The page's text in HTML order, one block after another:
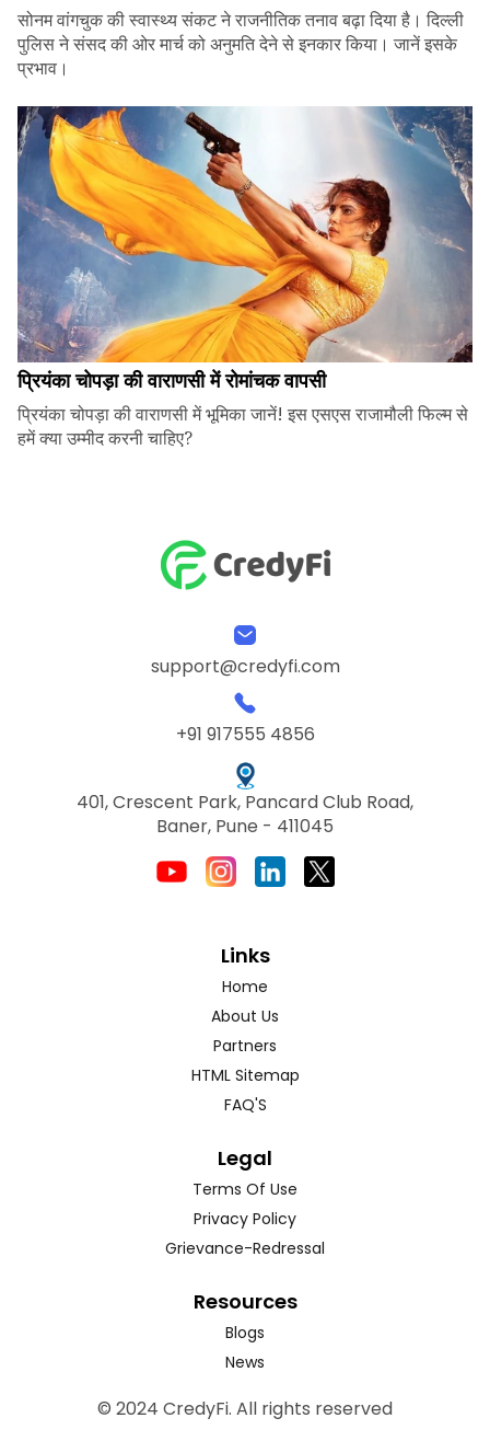
सोनम वांगचुक की स्वास्थ्य संकट ने राजनीतिक तनाव बढ़ा दिया है। दिल्ली
पुलिस ने संसद की ओर मार्च को अनुमति देने से इनकार किया। जानें इसके
प्रभाव।
प्रियंका चोपड़ा की वाराणसी में रोमांचक वापसी
प्रियंका चोपड़ा की वाराणसी में भूमिका जानें! इस एसएस राजामौली फिल्म से
हमें क्या उम्मीद करनी चाहिए?
support@credyfi.com
+91 917555 4856
401, Crescent Park, Pancard Club Road,
Baner, Pune - 411045
Links
Home
About Us
Partners
HTML Sitemap
FAQ'S
Legal
Terms Of Use
Privacy Policy
Grievance-Redressal
Resources
Blogs
News
© 2024 CredyFi. All rights reserved